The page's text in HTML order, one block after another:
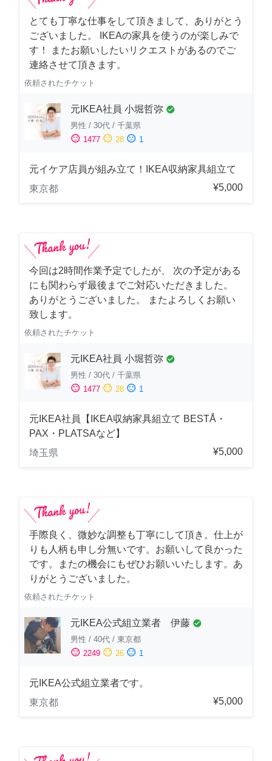
とても丁寧な仕事をして頂きまして、ありがとう
ございました。 IKEAの家具を使うのが楽しみで
す！ またお願いしたいリクエストがあるのでご
連絡させて頂きます。
依頼されたチケット
元IKEA社員 小堀哲弥 check_circle
男性 / 30代 / 千葉県
sentiment_satisfied 1477 sentiment_neutral 28 sentiment_dissatisfied 1
元イケア店員が組み立て！IKEA収納家具組立て
東京都
¥5,000
今回は2時間作業予定でしたが、 次の予定がある
にも関わらず最後までご対応いただきました。
ありがとうございました。 またよろしくお願い
致します。
依頼されたチケット
元IKEA社員 小堀哲弥 check_circle
男性 / 30代 / 千葉県
sentiment_satisfied 1477 sentiment_neutral 28 sentiment_dissatisfied 1
元IKEA社員【IKEA収納家具組立て BESTÅ・
PAX・PLATSAなど】
埼玉県
¥5,000
手際良く、微妙な調整も丁寧にして頂き。仕上が
りも人柄も申し分無いです。お願いして良かった
です。またの機会にもぜひお願いいたします。あ
りがとうございました。
依頼されたチケット
元IKEA公式組立業者 伊藤 check_circle
男性 / 40代 / 東京都
sentiment_satisfied 2249 sentiment_neutral 26 sentiment_dissatisfied 1
元IKEA公式組立業者です。
東京都
¥5,000